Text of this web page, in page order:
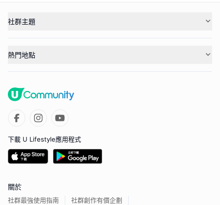
社群主題
熱門地點
下載 U Lifestyle應用程式
關於
社群最強使用指南 社群創作有價企劃